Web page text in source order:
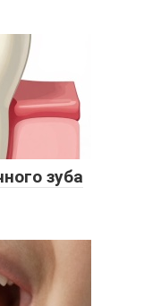
зуба